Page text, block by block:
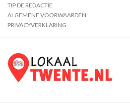
TIP DE REDACTIE
ALGEMENE VOORWAARDEN
PRIVACYVERKLARING